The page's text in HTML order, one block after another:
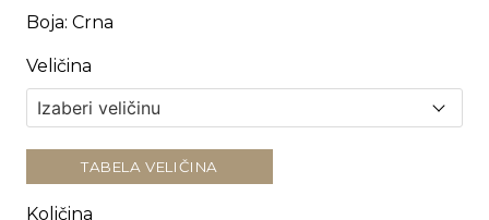
Boja: Crna
Veličina
TABELA VELIČINA
Količina